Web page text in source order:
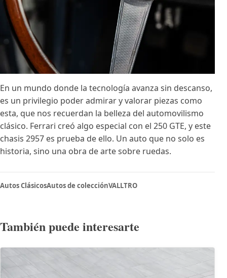
En un mundo donde la tecnología avanza sin descanso,
es un privilegio poder admirar y valorar piezas como
esta, que nos recuerdan la belleza del automovilismo
clásico. Ferrari creó algo especial con el 250 GTE, y este
chasis 2957 es prueba de ello. Un auto que no solo es
historia, sino una obra de arte sobre ruedas.
Autos ClásicosAutos de colecciónVALLTRO
También puede interesarte